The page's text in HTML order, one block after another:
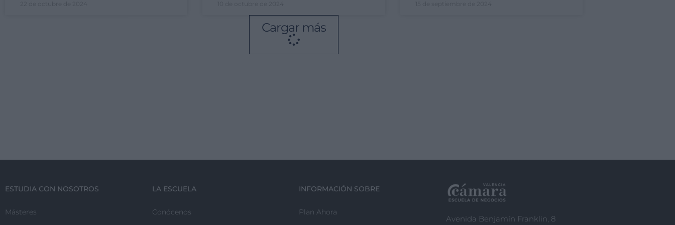
Cargar más
ESTUDIA CON NOSOTROS
Másteres
LA ESCUELA
Conócenos
INFORMACIÓN SOBRE
Plan Ahora
Avenida Benjamín Franklin, 8